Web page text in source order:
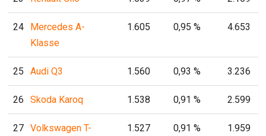
24
Mercedes A-
Klasse
1.605 0,95 % 4.653
25 Audi Q3 1.560 0,93 % 3.236
26 Skoda Karoq 1.538 0,91 % 2.599
27
Volkswagen T-
1.527 0,91 % 1.959